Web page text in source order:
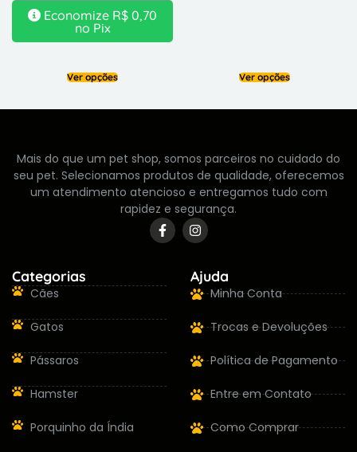
Economize R$ 0,70
no Pix
Ver opções Ver opções
Mais do que um pet shop, somos parceiros no cuidado do
seu pet. Selecionamos produtos de qualidade, oferecemos
um atendimento atencioso e entregamos tudo com
rapidez e segurança.
Categorias
Cães
Gatos
Pássaros
Hamster
Porquinho da Índia
Ajuda
Minha Conta
Trocas e Devoluções
Política de Pagamento
Entre em Contato
Como Comprar